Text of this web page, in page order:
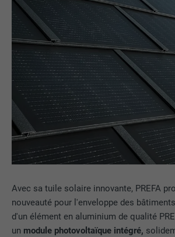
Avec sa tuile solaire innovante, PREFA
nouveauté pour l'enveloppe des
d'un élément en aluminium de qualité
un module photovoltaïque intégré,